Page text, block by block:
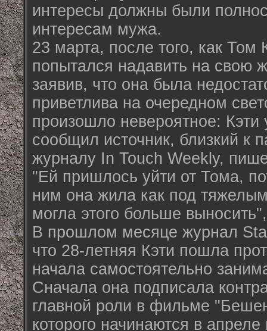
интересы должны были
интересам мужа.
23 марта, после того, как Том
попытался надавить на свою
заявив, что она была
приветлива на очередном
произошло невероятное:
сообщил источник, близкий к
журналу In Touch Weekly,
"Ей пришлось уйти от Тома,
ним она жила как под
могла этого больше
В прошлом месяце журнал
что 28-летняя Кэти пошла
начала самостоятельно
Сначала она подписала
главной роли в фильме
которого начинаются в